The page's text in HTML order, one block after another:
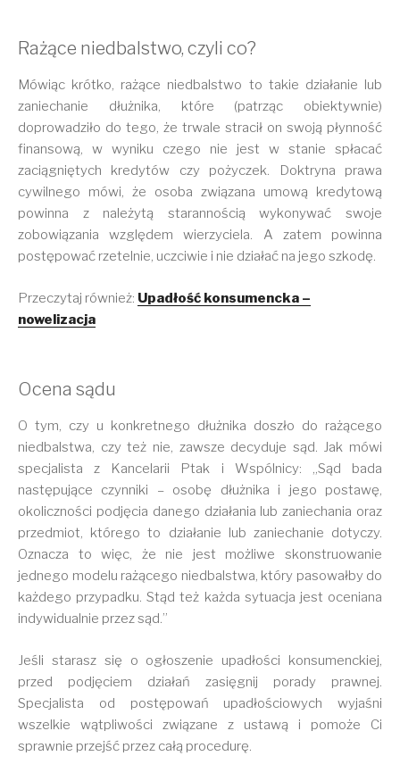
Rażące niedbalstwo, czyli co?
Mówiąc krótko, rażące niedbalstwo to takie działanie lub
zaniechanie dłużnika, które (patrząc obiektywnie)
doprowadziło do tego, że trwale stracił on swoją płynność
finansową, w wyniku czego nie jest w stanie spłacać
zaciągniętych kredytów czy pożyczek. Doktryna prawa
cywilnego mówi, że osoba związana umową kredytową
powinna z należytą starannością wykonywać swoje
zobowiązania względem wierzyciela. A zatem powinna
postępować rzetelnie, uczciwie i nie działać na jego szkodę.
Przeczytaj również: Upadłość konsumencka –
nowelizacja
Ocena sądu
O tym, czy u konkretnego dłużnika doszło do rażącego
niedbalstwa, czy też nie, zawsze decyduje sąd. Jak mówi
specjalista z Kancelarii Ptak i Wspólnicy: „Sąd bada
następujące czynniki – osobę dłużnika i jego postawę,
okoliczności podjęcia danego działania lub zaniechania oraz
przedmiot, którego to działanie lub zaniechanie dotyczy.
Oznacza to więc, że nie jest możliwe skonstruowanie
jednego modelu rażącego niedbalstwa, który pasowałby do
każdego przypadku. Stąd też każda sytuacja jest oceniana
indywidualnie przez sąd.”
Jeśli starasz się o ogłoszenie upadłości konsumenckiej,
przed podjęciem działań zasięgnij porady prawnej.
Specjalista od postępowań upadłościowych wyjaśni
wszelkie wątpliwości związane z ustawą i pomoże Ci
sprawnie przejść przez całą procedurę.